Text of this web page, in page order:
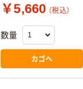
￥5,660 （税込）
数量
カゴへ